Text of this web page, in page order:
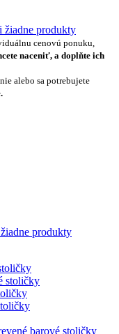
žiadne produkty
cenovú ponuku,
naceniť, a doplňte ich
alebo sa potrebujete
produkty
stoličky
barové stoličky